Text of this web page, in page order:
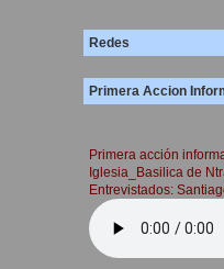
Redes
Primera Accion
Primera acción
Iglesia_Basilica de
Entrevistados: